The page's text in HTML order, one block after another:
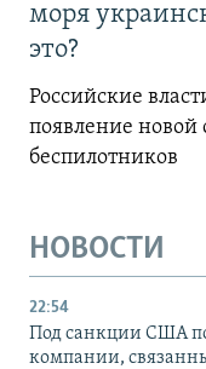
моря
это?
Российские
появление
беспилотников
НОВОСТИ
22:54
Под санкции США
компании,